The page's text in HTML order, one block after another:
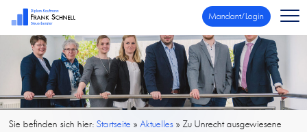
Mandant/Login
Sie befinden sich hier:Startseite »Aktuelles »Zu Unrecht ausgewiesene